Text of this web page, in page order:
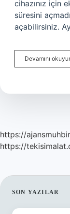
cihazınız için
süresini
açabilirsiniz.
Devamını
https://
https://
SON YAZILAR